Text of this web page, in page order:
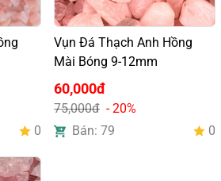
0
Vụn Đá Thạch Anh Hồng
Mài Bóng 9-12mm
60,000đ
75,000đ - 20%
Bán: 79
0